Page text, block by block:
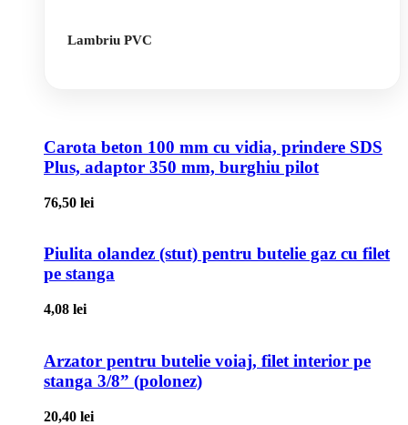
Lambriu PVC
Carota beton 100 mm cu vidia, prindere SDS
Plus, adaptor 350 mm, burghiu pilot
76,50 lei
Piulita olandez (stut) pentru butelie gaz cu filet
pe stanga
4,08 lei
Arzator pentru butelie voiaj, filet interior pe
stanga 3/8” (polonez)
20,40 lei